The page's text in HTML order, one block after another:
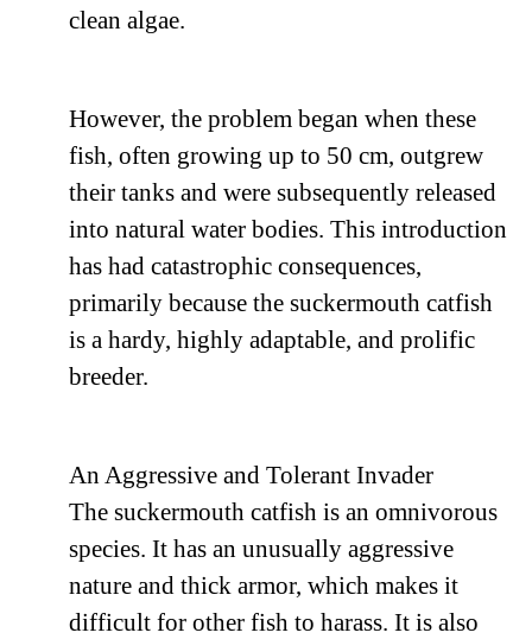
clean algae.
However, the problem began when these
fish, often growing up to 50 cm, outgrew
their tanks and were subsequently released
into natural water bodies. This introduction
has had catastrophic consequences,
primarily because the suckermouth catfish
is a hardy, highly adaptable, and prolific
breeder.
An Aggressive and Tolerant Invader
The suckermouth catfish is an omnivorous
species. It has an unusually aggressive
nature and thick armor, which makes it
difficult for other fish to harass. It is also